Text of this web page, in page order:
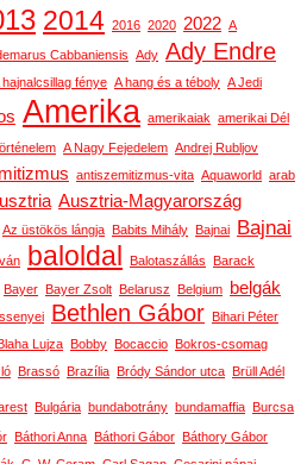
2014 2016 2020 2022 A
Cabbaniensis Ady Ady Endre
hajnalcsillag fénye A hang és a téboly A Jedi
Amerika amerikaiak amerikai Dél
A Nagy Fejedelem Andrej Rubljov
antiszemitizmus-vita Aquaworld arab
Ausztria-Magyarország
Az üstökös lángja Babits Mihály Bajnai Bajnai
baloldal Balotaszállás
Barack
Bayer Bayer Zsolt Belarusz Belgium belgák
Bethlen Gábor
Bihari Péter
Blaha Lujza Bobby Bocaccio
Bokros-csomag
Brassó Brazília Bródy Sándor utca Brüll Adél
Bulgária bundabotrány bundamaffia Burcsa
Báthori Anna Báthori Gábor
Báthory Gábor